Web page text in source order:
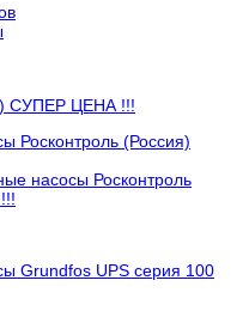
СУПЕР ЦЕНА !!!
Росконтроль (Россия)
насосы Росконтроль
Grundfos UPS серия 100